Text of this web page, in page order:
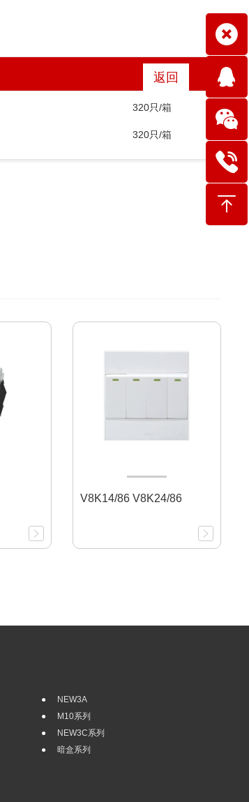
返回
320只/箱
320只/箱
V8K14/86 V8K24/86
NEW3A
M10系列
NEW3C系列
暗盒系列